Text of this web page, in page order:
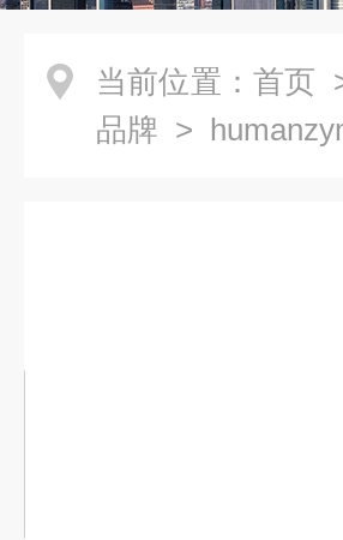
当前位置： 首页
品牌 >